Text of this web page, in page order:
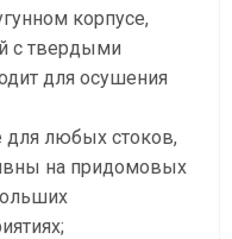
корпусе,
с твердыми
для осушения
для любых стоков,
на придомовых